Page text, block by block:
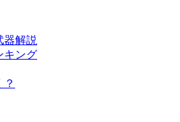
器解説
キング